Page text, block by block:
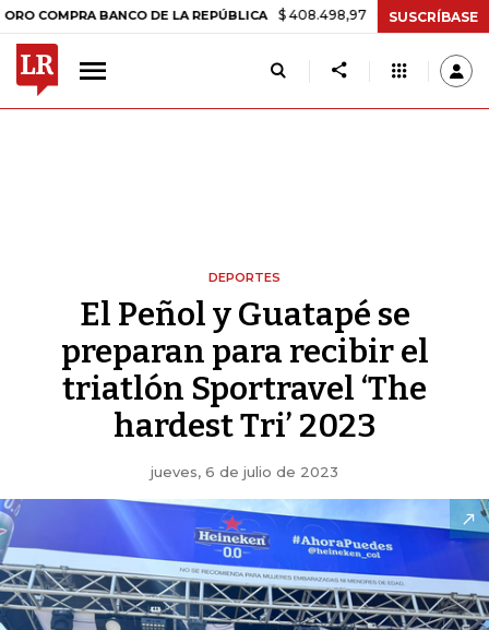
BANCO DE LA REPÚBLICA $ 408.498,97 +$ 8.753,81 +2,19%
SUSCRÍBASE
DEPORTES
El Peñol y Guatapé se
preparan para recibir el
triatlón Sportravel ‘The
hardest Tri’ 2023
jueves, 6 de julio de 2023